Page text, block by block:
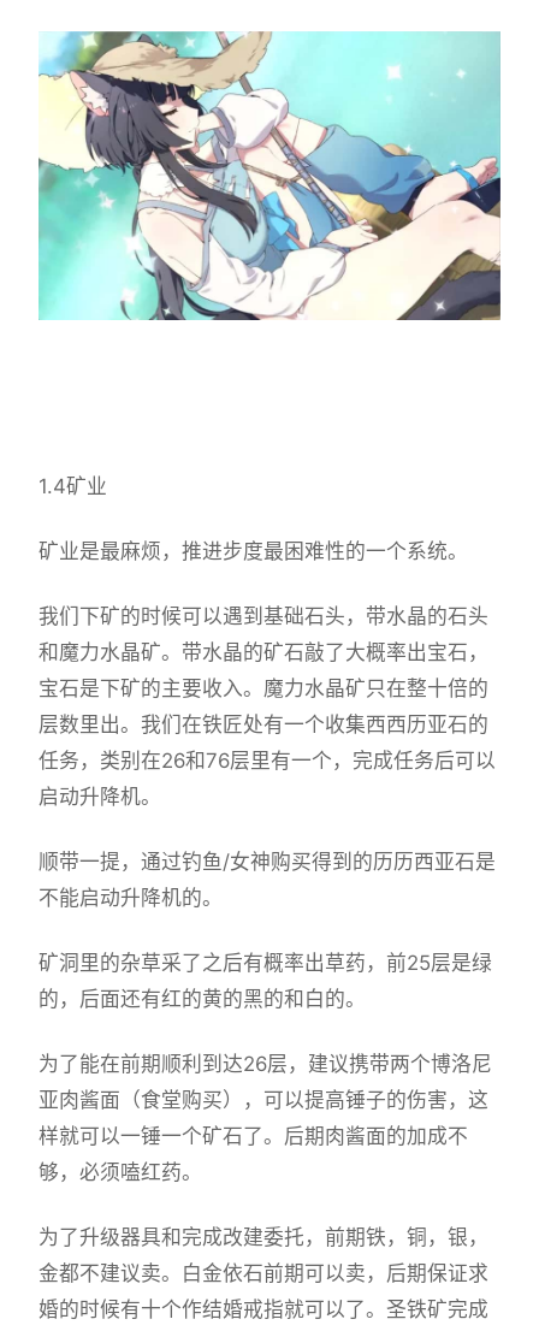
1.4矿业
矿业是最麻烦，推进步度最困难性的一个系统。
我们下矿的时候可以遇到基础石头，带水晶的石头
和魔力水晶矿。带水晶的矿石敲了大概率出宝石，
宝石是下矿的主要收入。魔力水晶矿只在整十倍的
层数里出。我们在铁匠处有一个收集西西历亚石的
任务，类别在26和76层里有一个，完成任务后可以
启动升降机。
顺带一提，通过钓鱼/女神购买得到的历历西亚石是
不能启动升降机的。
矿洞里的杂草采了之后有概率出草药，前25层是绿
的，后面还有红的黄的黑的和白的。
为了能在前期顺利到达26层，建议携带两个博洛尼
亚肉酱面（食堂购买），可以提高锤子的伤害，这
样就可以一锤一个矿石了。后期肉酱面的加成不
够，必须嗑红药。
为了升级器具和完成改建委托，前期铁，铜，银，
金都不建议卖。白金依石前期可以卖，后期保证求
婚的时候有十个作结婚戒指就可以了。圣铁矿完成